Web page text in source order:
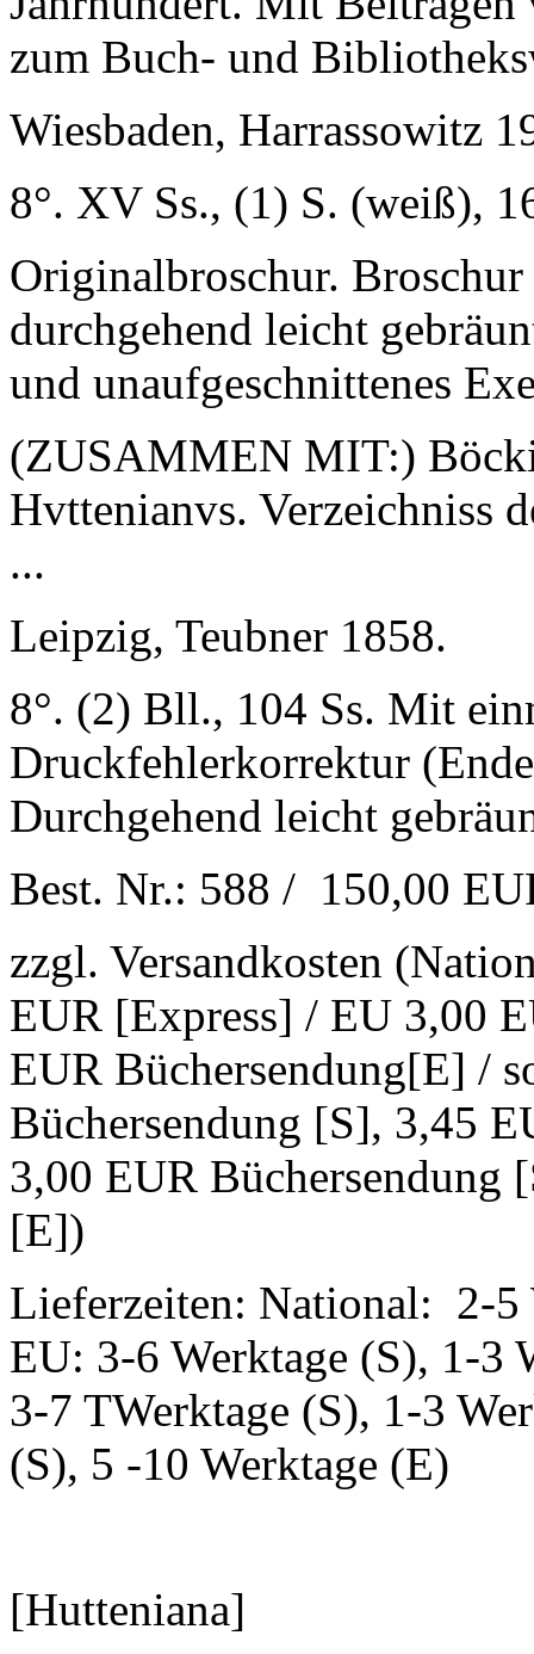
zum Buch- und
Wiesbaden, Harrassowitz
8°. XV Ss., (1) S. (weiß),
Originalbroschur.
durchgehend leicht
und unaufgeschnittenes
(ZUSAMMEN MIT:)
Hvttenianvs. Verzeichniss
...
Leipzig, Teubner 1858.
8°. (2) Bll., 104 Ss. Mit
Druckfehlerkorrektur
Durchgehend leicht
Best. Nr.: 588 / 150,00
zzgl. Versandkosten
EUR [Express] / EU 3,00
EUR Büchersendung[E] /
Büchersendung [S], 3,45
3,00 EUR Büchersendung
[E])
Lieferzeiten: National: 2-5
EU: 3-6 Werktage (S), 1-3
3-7 TWerktage (S), 1-3
(S), 5 -10 Werktage (E)
[Hutteniana]